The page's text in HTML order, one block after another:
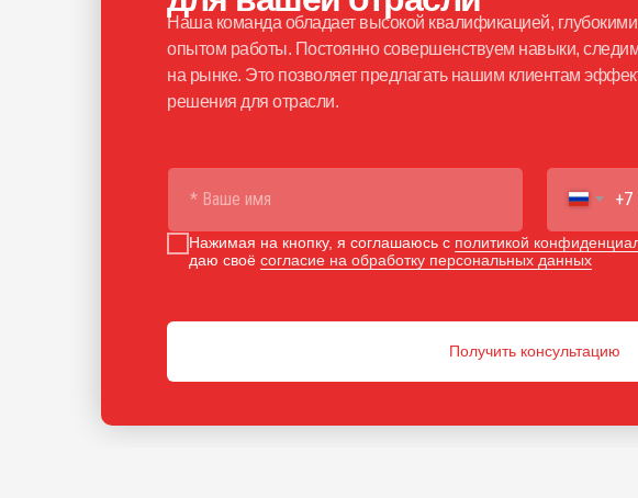
Наша команда обладает высокой квалификацией,
опытом работы. Постоянно совершенствуем навыки,
на рынке. Это позволяет предлагать нашим клиентам
решения для отрасли.
+7
Нажимая на кнопку, я соглашаюсь с политикой
даю своё согласие на обработку персональных данных
Получить консультацию